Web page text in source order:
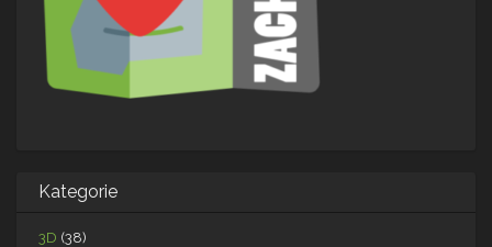
Kategorie
3D (38)